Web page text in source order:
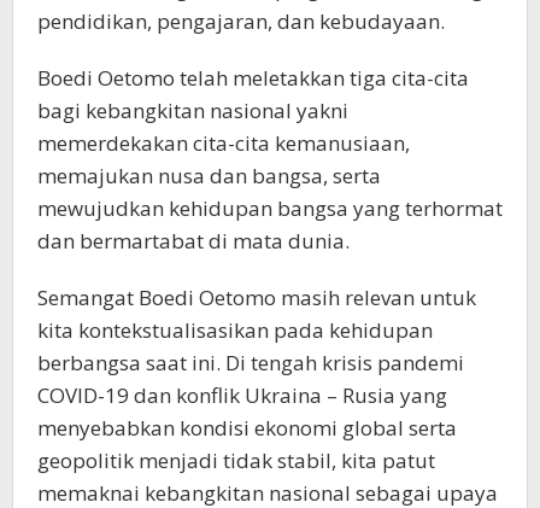
pendidikan, pengajaran, dan kebudayaan.
Boedi Oetomo telah meletakkan tiga cita-cita
bagi kebangkitan nasional yakni
memerdekakan cita-cita kemanusiaan,
memajukan nusa dan bangsa, serta
mewujudkan kehidupan bangsa yang terhormat
dan bermartabat di mata dunia.
Semangat Boedi Oetomo masih relevan untuk
kita kontekstualisasikan pada kehidupan
berbangsa saat ini. Di tengah krisis pandemi
COVID-19 dan konflik Ukraina – Rusia yang
menyebabkan kondisi ekonomi global serta
geopolitik menjadi tidak stabil, kita patut
memaknai kebangkitan nasional sebagai upaya